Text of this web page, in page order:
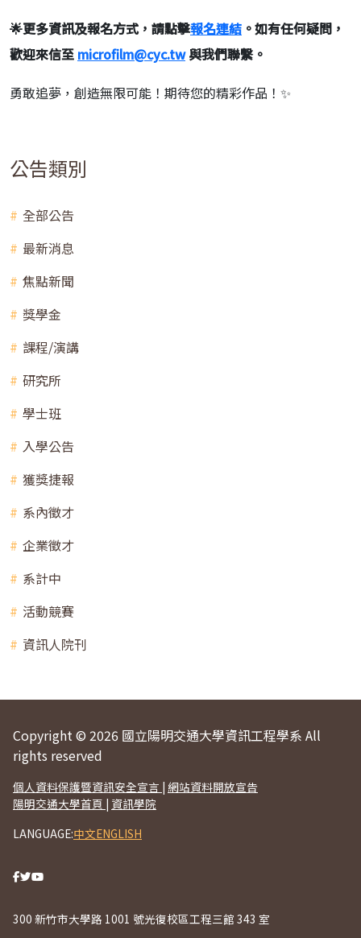
🌟更多資訊及報名方式，請點擊報名連結 。如有任何疑問，
歡迎來信至 microfilm@cyc.tw與我們聯繫。
勇敢追夢，創造無限可能！期待您的精彩作品！✨
公告類別
全部公告
最新消息
焦點新聞
獎學金
課程/演講
研究所
學士班
入學公告
獲獎捷報
系內徵才
企業徵才
系計中
活動競賽
資訊人院刊
Copyright © 2026 國立陽明交通大學資訊工程學系 All
rights reserved
個人資料保護暨資訊安全宣言 | 網站資料開放宣告
陽明交通大學首頁 | 資訊學院
LANGUAGE:中文ENGLISH
300 新竹市大學路 1001 號光復校區工程三館 343 室